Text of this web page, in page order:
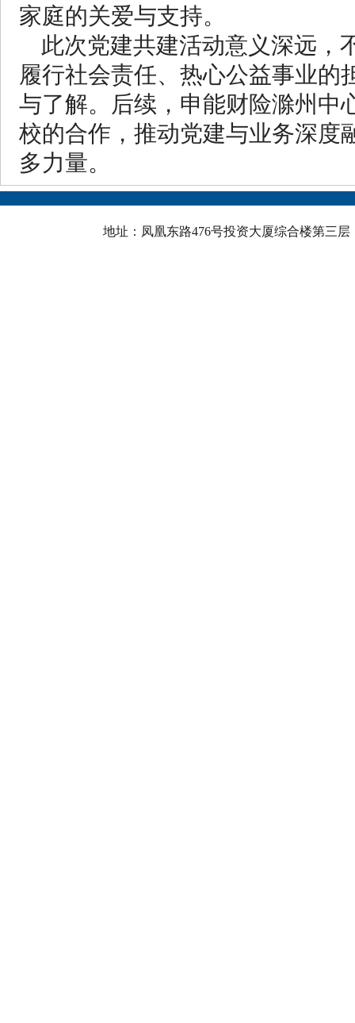
家庭的关爱与支持。
此次党建共建活动意义深远，
履行社会责任、热心公益事业的
与了解。后续，申能财险滁州中
校的合作，推动党建与业务深度
多力量。
地址：凤凰东路476号投资大厦综合楼第三